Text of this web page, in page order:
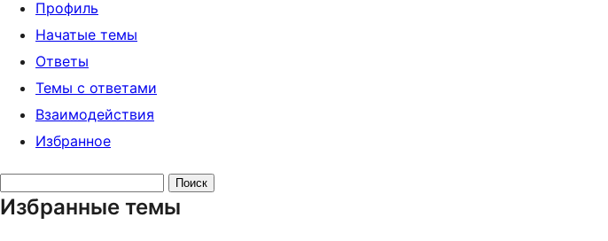
Профиль
Начатые темы
Ответы
Темы с ответами
Взаимодействия
Избранное
тем:
Избранные темы